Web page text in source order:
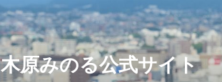
木原みのる公式サイト